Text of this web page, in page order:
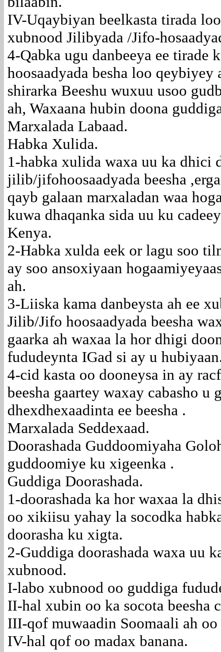
IV-Uqaybiyan beelkasta tirada
xubnood Jilibyada /Jifo-
4-Qabka ugu danbeeya ee tirade
hoosaadyada besha loo qeybiyey
shirarka Beeshu wuxuu usoo
ah, Waxaana hubin doona
Marxalada Labaad.
Habka Xulida.
1-habka xulida waxa uu ka dhici
jilib/jifohoosaadyada beesha
qayb galaan marxaladan waa
kuwa dhaqanka sida uu ku
Kenya.
2-Habka xulda eek or lagu soo
ay soo ansoxiyaan
ah.
3-Liiska kama danbeysta ah ee
Jilib/Jifo hoosaadyada beesha
gaarka ah waxaa la hor dhigi
fududeynta IGad si ay u
4-cid kasta oo dooneysa in ay
beesha gaartey waxay cabasho u
dhexdhexaadinta ee beesha .
Marxalada Seddexaad.
Doorashada Guddoomiyaha
guddoomiye ku xigeenka .
Guddiga Doorashada.
1-doorashada ka hor waxaa la
oo xikiisu yahay la socodka
doorasha ku xigta.
2-Guddiga doorashada waxa uu
xubnood.
I-labo xubnood oo guddiga
II-hal xubin oo ka socota beesha
III-qof muwaadin Soomaali ah
IV-hal qof oo madax banana.